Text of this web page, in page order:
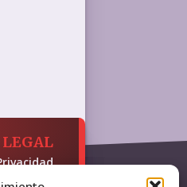
LEGAL
Cookies